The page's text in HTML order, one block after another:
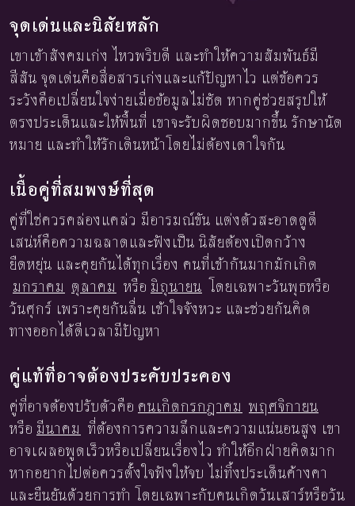
จุดเด่นและนิสัยหลัก
เขาเข้าสังคมเก่ง ไหวพริบดี และทำให้ความสัมพันธ์มี
สีสัน จุดเด่นคือสื่อสารเก่งและแก้ปัญหาไว แต่ข้อควร
ระวังคือเปลี่ยนใจง่ายเมื่อข้อมูลไม่ชัด หากคู่ช่วยสรุปให้
ตรงประเด็นและให้พื้นที่ เขาจะรับผิดชอบมากขึ้น รักษานัด
หมาย และทำให้รักเดินหน้าโดยไม่ต้องเดาใจกัน
เนื้อคู่ที่สมพงษ์ที่สุด
คู่ที่ใช่ควรคล่องแคล่ว มีอารมณ์ขัน แต่งตัวสะอาดดูดี
เสน่ห์คือความฉลาดและฟังเป็น นิสัยต้องเปิดกว้าง
ยืดหยุ่น และคุยกันได้ทุกเรื่อง คนที่เข้ากันมากมักเกิด
มกราคม ตุลาคม หรือ มิถุนายน โดยเฉพาะวันพุธหรือ
วันศุกร์ เพราะคุยกันลื่น เข้าใจจังหวะ และช่วยกันคิด
ทางออกได้ดีเวลามีปัญหา
คู่แท้ที่อาจต้องประคับประคอง
คู่ที่อาจต้องปรับตัวคือ คนเกิดกรกฎาคม พฤศจิกายน
หรือ มีนาคม ที่ต้องการความลึกและความแน่นอนสูง เขา
อาจเผลอพูดเร็วหรือเปลี่ยนเรื่องไว ทำให้อีกฝ่ายคิดมาก
หากอยากไปต่อควรตั้งใจฟังให้จบ ไม่ทิ้งประเด็นค้างคา
และยืนยันด้วยการทำ โดยเฉพาะกับคนเกิดวันเสาร์หรือวัน